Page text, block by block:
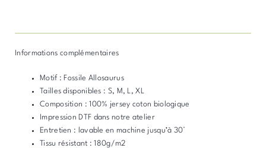
Informations complémentaires
Motif : Fossile Allosaurus
Tailles disponibles : S, M, L, XL
Composition : 100% jersey coton biologique
Impression DTF dans notre atelier
Entretien : lavable en machine jusqu’à 30°
Tissu résistant : 180g/m2